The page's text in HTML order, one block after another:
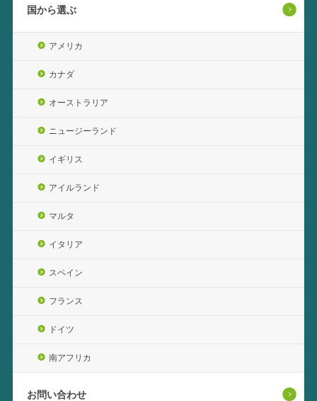
国から選ぶ
アメリカ
カナダ
オーストラリア
ニュージーランド
イギリス
アイルランド
マルタ
イタリア
スペイン
フランス
ドイツ
南アフリカ
お問い合わせ